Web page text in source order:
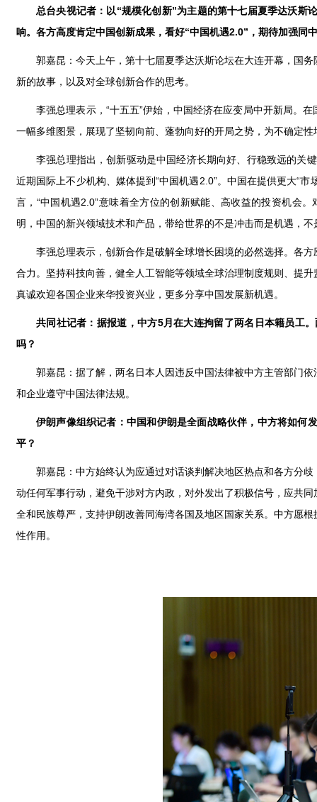
总台央视记者：以“规模化创新”为主题的第十七届夏季达沃斯
响。各方高度肯定中国创新成果，看好“中国机遇2.0”，期待加强同
郭嘉昆：今天上午，第十七届夏季达沃斯论坛在大连开幕，国
新的故事，以及对全球创新合作的思考。
李强总理表示，“十五五”伊始，中国经济在应变局中开新局。
一幅多维图景，展现了坚韧向前、蓬勃向好的开局之势，为不确定
李强总理指出，创新驱动是中国经济长期向好、行稳致远的关
近期国际上不少机构、媒体提到“中国机遇2.0”。中国在提供更大“
言，“中国机遇2.0”意味着全方位的创新赋能、高收益的投资机会
明，中国的新兴领域技术和产品，带给世界的不是冲击而是机遇，
李强总理表示，创新合作是破解全球增长困境的必然选择。各
合力。坚持科技向善，健全人工智能等领域全球治理制度规则、提
真诚欢迎各国企业来华投资兴业，更多分享中国发展新机遇。
共同社记者：据报道，中方5月在大连拘留了两名日本籍员工
吗？
郭嘉昆：据了解，两名日本人因违反中国法律被中方主管部门
和企业遵守中国法律法规。
伊朗声像组织记者：中国和伊朗是全面战略伙伴，中方将如何
平？
郭嘉昆：中方始终认为应通过对话谈判解决地区热点和各方分
动任何军事行动，避免干涉对方内政，对外发出了积极信号，应共
全和民族尊严，支持伊朗改善同海湾各国及地区国家关系。中方愿
性作用。